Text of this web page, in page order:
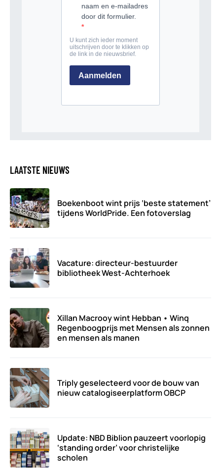
LAATSTE NIEUWS
Boekenboot wint prijs ‘beste statement’
tijdens WorldPride. Een fotoverslag
Vacature: directeur-bestuurder
bibliotheek West-Achterhoek
Xillan Macrooy wint Hebban • Winq
Regenboogprijs met Mensen als zonnen
en mensen als manen
Triply geselecteerd voor de bouw van
nieuw catalogiseerplatform OBCP
Update: NBD Biblion pauzeert voorlopig
‘standing order’ voor christelijke
scholen